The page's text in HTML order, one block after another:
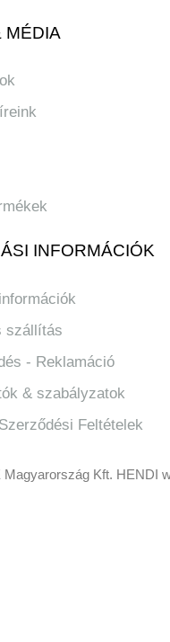
MÉDIA
INFORMÁCIÓK
szállítás
- Reklamáció
& szabályzatok
Feltételek
Kft. HENDI